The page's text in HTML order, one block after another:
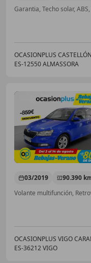
OCASIONPLUS
ES-12550 ALMASSORA
03/2019 90.390
OCASIONPLUS VIGO
ES-36212 VIGO